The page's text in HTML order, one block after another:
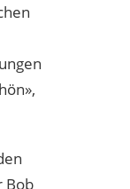
Bob